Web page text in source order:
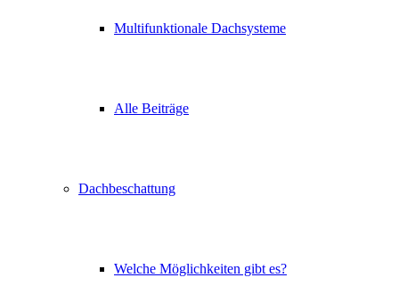
Multifunktionale Dachsysteme
Alle Beiträge
Dachbeschattung
Welche Möglichkeiten gibt es?